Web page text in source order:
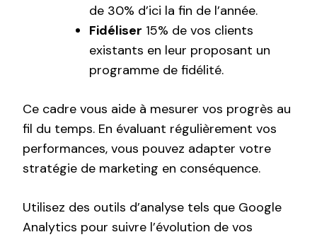
de 30% d’ici la fin de l’année.
Fidéliser 15% de vos clients
existants en leur proposant un
programme de fidélité.
Ce cadre vous aide à mesurer vos progrès au
fil du temps. En évaluant régulièrement vos
performances, vous pouvez adapter votre
stratégie de marketing en conséquence.
Utilisez des outils d’analyse tels que Google
Analytics pour suivre l’évolution de vos